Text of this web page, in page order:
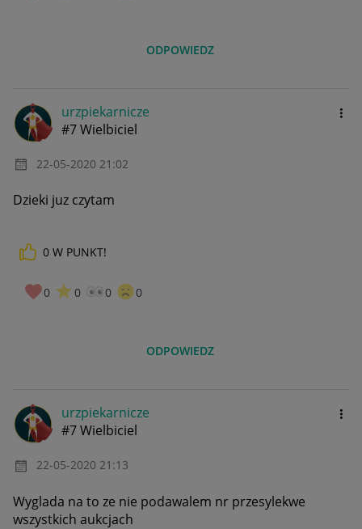
ODPOWIEDZ
urzpiekarnicze
#7 Wielbiciel
‎22-05-2020 21:02
Dzieki juz czytam
0 W PUNKT!
0 0 0 0
ODPOWIEDZ
urzpiekarnicze
#7 Wielbiciel
‎22-05-2020 21:13
Wyglada na to ze nie podawalem nr przesylekwe
wszystkich aukcjach